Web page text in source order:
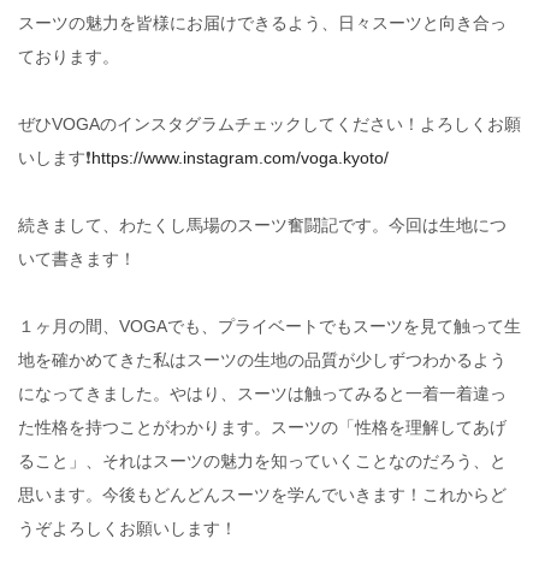
スーツの魅力を皆様にお届けできるよう、日々スーツと向き合っ
ております。
ぜひVOGAのインスタグラムチェックしてください！よろしくお願
いします❗https://www.instagram.com/voga.kyoto/
続きまして、わたくし馬場のスーツ奮闘記です。今回は生地につ
いて書きます！
１ヶ月の間、VOGAでも、プライベートでもスーツを見て触って生
地を確かめてきた私はスーツの生地の品質が少しずつわかるよう
になってきました。やはり、スーツは触ってみると一着一着違っ
た性格を持つことがわかります。スーツの「性格を理解してあげ
ること」、それはスーツの魅力を知っていくことなのだろう、と
思います。今後もどんどんスーツを学んでいきます！これからど
うぞよろしくお願いします！